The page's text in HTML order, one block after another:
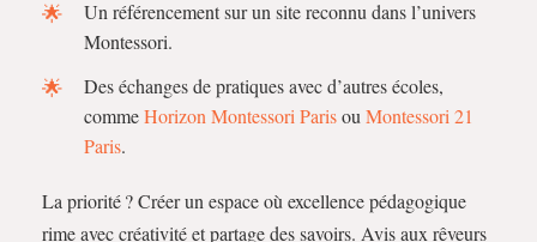
Un référencement sur un site reconnu dans l’univers
Montessori.
Des échanges de pratiques avec d’autres écoles,
commeHorizon Montessori Parisou Montessori 21
Paris.
La priorité ? Créer un espace où excellence pédagogique
rime avec créativité et partage des savoirs. Avis aux rêveurs